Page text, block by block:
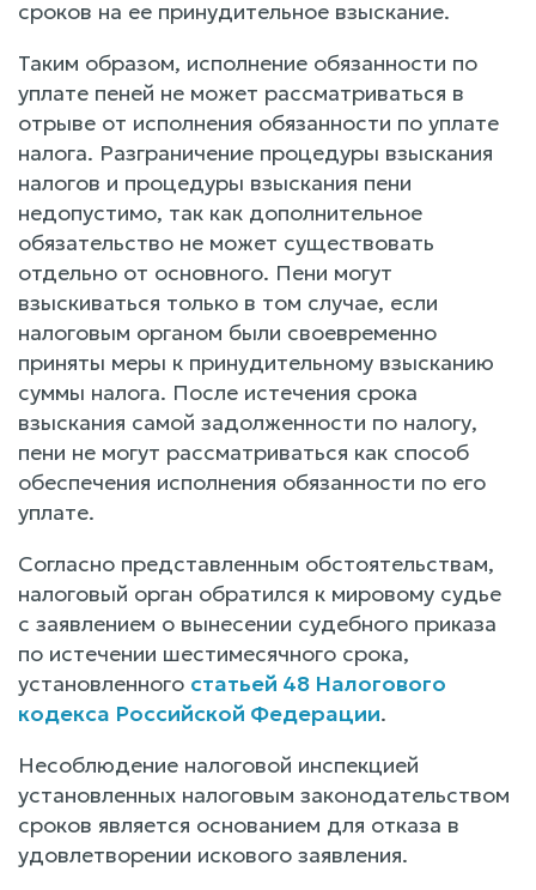
сроков на ее принудительное взыскание.
Таким образом, исполнение обязанности по
уплате пеней не может рассматриваться в
отрыве от исполнения обязанности по уплате
налога. Разграничение процедуры взыскания
налогов и процедуры взыскания пени
недопустимо, так как дополнительное
обязательство не может существовать
отдельно от основного. Пени могут
взыскиваться только в том случае, если
налоговым органом были своевременно
приняты меры к принудительному взысканию
суммы налога. После истечения срока
взыскания самой задолженности по налогу,
пени не могут рассматриваться как способ
обеспечения исполнения обязанности по его
уплате.
Согласно представленным обстоятельствам,
налоговый орган обратился к мировому судье
с заявлением о вынесении судебного приказа
по истечении шестимесячного срока,
установленного статьей 48 Налогового
кодекса Российской Федерации.
Несоблюдение налоговой инспекцией
установленных налоговым законодательством
сроков является основанием для отказа в
удовлетворении искового заявления.